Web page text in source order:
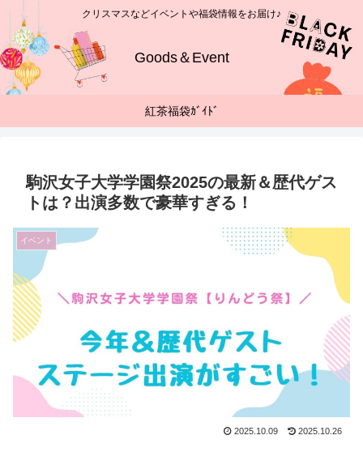
クリスマスなどイベントや福袋情報をお届け♪
Goods＆Event
紅茶福袋ｶﾞｲﾄﾞ
駒沢女子大学学園祭2025の最新＆歴代ゲス
トは？出演多数で豪華すぎる！
イベント
2025.10.09 2025.10.26